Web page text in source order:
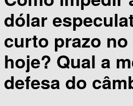
dólar
curto prazo
hoje? Qual a
defesa do